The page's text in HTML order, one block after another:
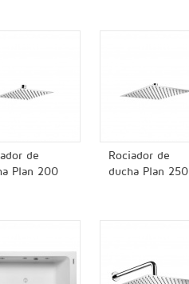
de
Plan 200
Rociador de
ducha Plan 250